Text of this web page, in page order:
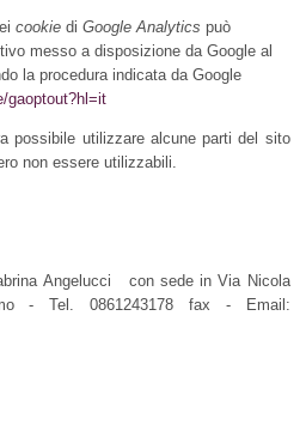
cookiediGoogle Analyticspuò
messo a disposizione da Google al
la procedura indicata da Google
gaoptout?hl=it
possibile utilizzare alcune parti del sito
non essere utilizzabili.
Angelucci con sede in Via Nicola
- Tel. 0861243178 fax - Email: